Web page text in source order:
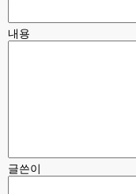
내용
글쓴이